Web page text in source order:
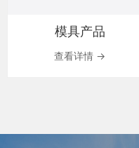
模具产品
查看详情 →